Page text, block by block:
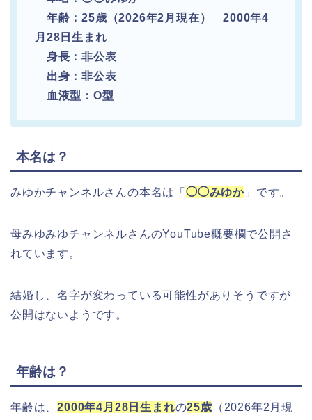
年齢：25歳（2026年2月現在） 2000年4
月28日生まれ
身長：非公表
出身：非公表
血液型：O型
本名は？
みゆかチャンネルさんの本名は「 ◯◯みゆか 」です。
母みゆみゆチャンネルさんのYouTube概要欄で公開さ
れています。
結婚し、名字が変わっている可能性がありそうですが
公開はないようです。
年齢は？
年齢は、2000年4月28日生まれの25歳 （2026年2月現